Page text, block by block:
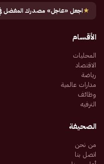
★اجعل «عاجل» مصدرك المفضل
الأقسام
المحليات
الاقتصاد
رياضة
مدارات عالمية
وظائف
الترفيه
الصحيفة
من نحن
اتصل بنا